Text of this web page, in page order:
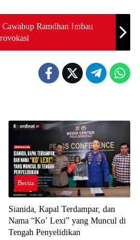
Ramdhan Imbau
Berita
Sianida, Kapal Terdampar, dan
Nama “Ko’ Lexi” yang Muncul di
Tengah Penyelidikan